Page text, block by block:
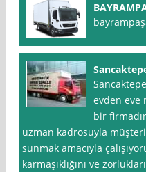
evden eve
bir
uzman kadrosuyla
sunmak amacıyla
karmaşıklığını ve